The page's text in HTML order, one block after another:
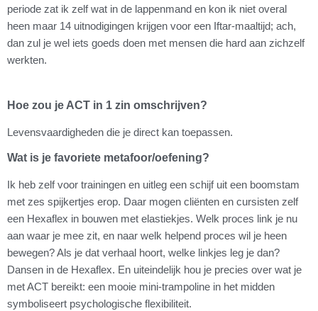
periode zat ik zelf wat in de lappenmand en kon ik niet overal
heen maar 14 uitnodigingen krijgen voor een Iftar-maaltijd; ach,
dan zul je wel iets goeds doen met mensen die hard aan zichzelf
werkten.
Hoe zou je ACT in 1 zin omschrijven?
Levensvaardigheden die je direct kan toepassen.
Wat is je favoriete metafoor/oefening?
Ik heb zelf voor trainingen en uitleg een schijf uit een boomstam
met zes spijkertjes erop. Daar mogen cliënten en cursisten zelf
een Hexaflex in bouwen met elastiekjes. Welk proces link je nu
aan waar je mee zit, en naar welk helpend proces wil je heen
bewegen? Als je dat verhaal hoort, welke linkjes leg je dan?
Dansen in de Hexaflex. En uiteindelijk hou je precies over wat je
met ACT bereikt: een mooie mini-trampoline in het midden
symboliseert psychologische flexibiliteit.